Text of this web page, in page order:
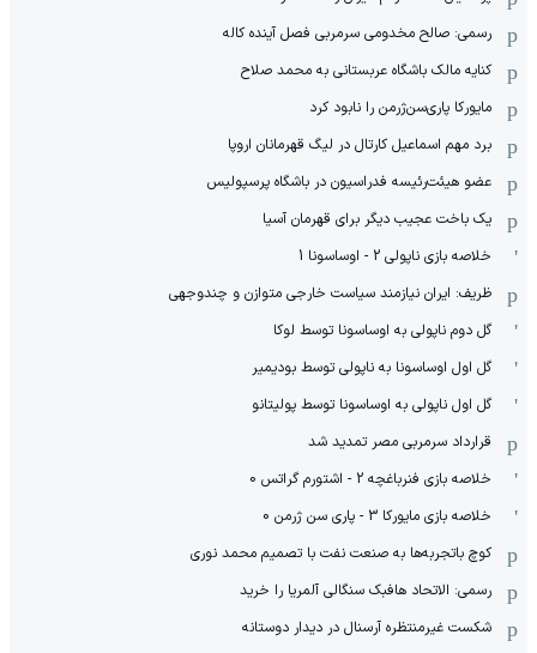
رسمی: صالح مخدومی سرمربی فصل آینده کاله
کنایه مالک باشگاه عربستانی به محمد صلاح
مایورکا پاری‌سن‌ژرمن را نابود کرد
برد مهم اسماعیل کارتال در لیگ قهرمانان اروپا
عضو هیئت‌رئیسه فدراسیون در باشگاه پرسپولیس
یک باخت عجیب دیگر برای قهرمان آسیا
خلاصه بازی ناپولی 2 - اوساسونا 1
ظریف: ایران نیازمند سیاست خارجی متوازن و چندوجهی
گل دوم ناپولی به اوساسونا توسط لوکا
گل اول اوساسونا به ناپولی توسط بودیمیر
گل اول ناپولی به اوساسونا توسط پولیتانو
قرارداد سرمربی مصر تمدید شد
خلاصه بازی فنرباغچه 2 - اشتورم گراتس 0
خلاصه بازی مایورکا 3 - پاری سن ژرمن 0
کوچ باتجربه‌ها به صنعت نفت با تصمیم محمد نوری
رسمی: الاتحاد هافبک سنگالی آلمریا را خرید
شکست غیرمنتظره آرسنال در دیدار دوستانه